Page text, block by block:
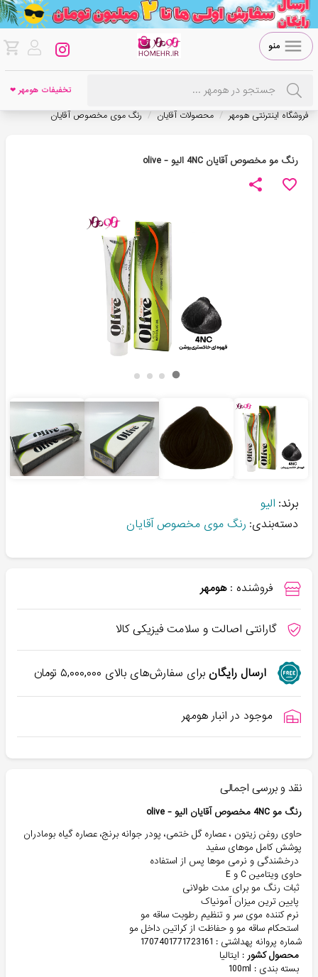
منو
تخفیفات هومهر ❤
فروشگاه اینترنتی هومهر / محصولات آقایان / رنگ موی مخصوص آقایان
رنگ مو مخصوص آقایان 4NC الیو - olive
برند: الیو
دسته‌بندی: رنگ موی مخصوص آقایان
فروشنده : هومهر
گارانتی اصالت و سلامت فیزیکی کالا
ارسال رایگانبرای سفارش‌های بالای ۵,۰۰۰,۰۰۰تومان
موجود در انبار هومهر
نقد و بررسی اجمالی
رنگ مو 4NC مخصوص آقایان الیو - olive
حاوی روغن زیتون ، عصاره گل ختمی، پودر جوانه برنج، عصاره گیاه بومادران
پوشش کامل موهای سفید
درخشندگی و نرمی موها پس از استفاده
حاوی ویتامین C و E
ثبات رنگ مو برای مدت طولانی
پایین ترین میزان آمونیاک
نرم کننده موی سر و تنظیم رطوبت ساقه مو
استحکام ساقه مو و حفاظت از کراتین داخل مو
شماره پروانه پهداشتی : 1707401771723161
محصول کشور : ایتالیا
بسته بندی : 100ml